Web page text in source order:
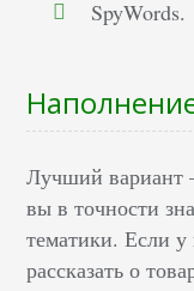
SpyWords.
Лучший вариант
вы в точности
тематики. Если у
рассказать о